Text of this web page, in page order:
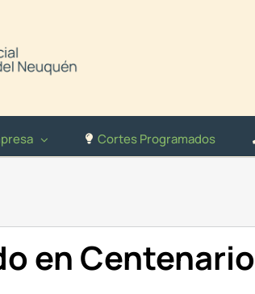
Cortes Programados
en Centenario